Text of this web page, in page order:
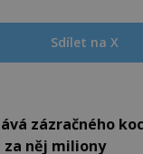
Sdílet na X
zázračného
za něj miliony